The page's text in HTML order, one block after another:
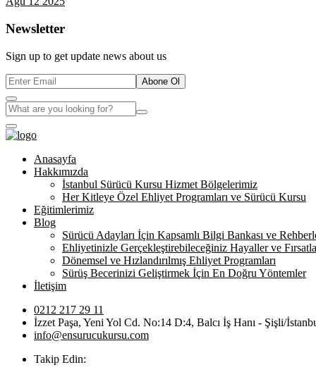
Newsletter
Sign up to get update news about us
Abone Ol
Anasayfa
Hakkımızda
İstanbul Sürücü Kursu Hizmet Bölgelerimiz
Her Kitleye Özel Ehliyet Programları ve Sürücü Kursu
Eğitimlerimiz
Blog
Sürücü Adayları İçin Kapsamlı Bilgi Bankası ve
Ehliyetinizle Gerçekleştirebileceğiniz Hayaller ve
Dönemsel ve Hızlandırılmış Ehliyet Programları
Sürüş Becerinizi Geliştirmek İçin En Doğru Yöntemler
İletişim
0212 217 29 11
İzzet Paşa, Yeni Yol Cd. No:14 D:4, Balcı İş Hanı - Şişli/
info@ensurucukursu.com
Takip Edin: